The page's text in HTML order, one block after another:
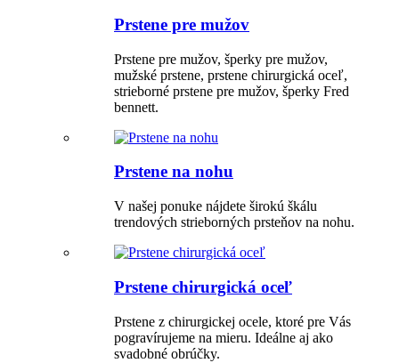
Prstene pre mužov
Prstene pre mužov, šperky pre mužov,
mužské prstene, prstene chirurgická oceľ,
strieborné prstene pre mužov, šperky Fred
bennett.
Prstene na nohu
V našej ponuke nájdete širokú škálu
trendových strieborných prsteňov na nohu.
Prstene chirurgická oceľ
Prstene z chirurgickej ocele, ktoré pre Vás
pogravírujeme na mieru. Ideálne aj ako
svadobné obrúčky.